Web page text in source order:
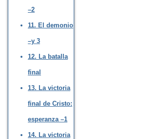
–2
11. El demonio
–y 3
12. La batalla
final
13. La victoria
final de Cristo:
esperanza –1
14. La victoria